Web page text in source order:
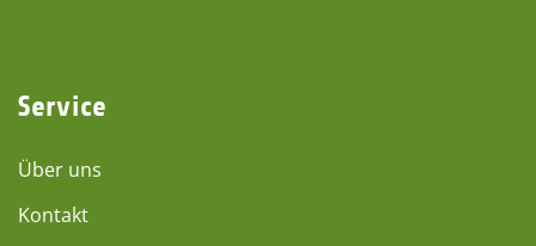
Service
Über uns
Kontakt